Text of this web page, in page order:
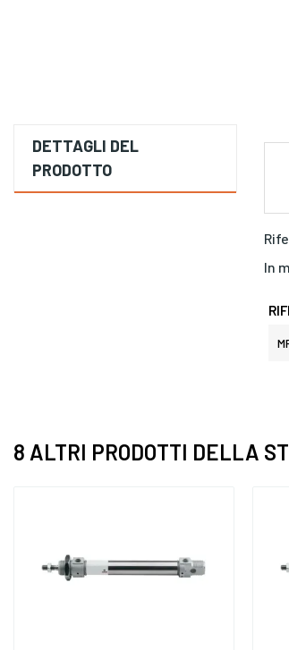
DETTAGLI DEL
PRODOTTO
In
8 ALTRI PRODOTTI DELLA